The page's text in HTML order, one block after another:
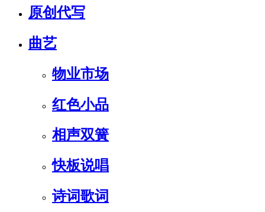
原创代写
曲艺
物业市场
红色小品
相声双簧
快板说唱
诗词歌词